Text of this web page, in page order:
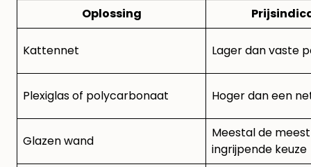
Oplossing
Kattennet Lager dan vaste
Plexiglas of polycarbonaat Hoger dan een
Glazen wand
Meestal de meest
ingrijpende keuze